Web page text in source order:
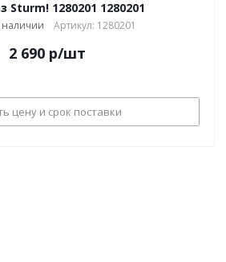
Sturm! 1280201 1280201
наличии Артикул: 1280201
2 690 р/шт
цену и срок поставки